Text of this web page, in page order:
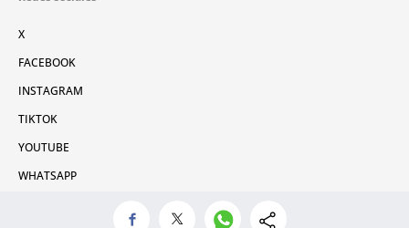
X
FACEBOOK
INSTAGRAM
TIKTOK
YOUTUBE
WHATSAPP